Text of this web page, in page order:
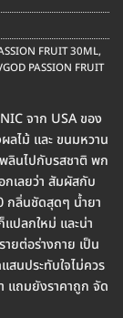
FRUIT 30ML,
PASSION FRUIT
จาก USA ของ
ลไม้ และ ขนมหวาน
ลินไปกับรสชาติ พก
เลยว่า สัมผัสกับ
กลิ่นชัดสุดๆ น้ำยา
ปลกใหม่ และน่า
ยต่อร่างกาย เป็น
นประทับใจไม่ควร
แถมยังราคาถูก จัด